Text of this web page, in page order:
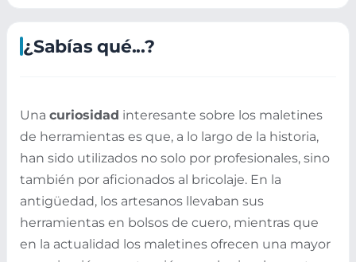
¿Sabías qué...?
Una curiosidad interesante sobre los maletines
de herramientas es que, a lo largo de la historia,
han sido utilizados no solo por profesionales, sino
también por aficionados al bricolaje. En la
antigüedad, los artesanos llevaban sus
herramientas en bolsos de cuero, mientras que
en la actualidad los maletines ofrecen una mayor